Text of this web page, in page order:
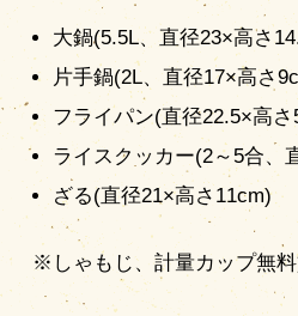
大鍋(5.5L、直径23×高さ
片手鍋(2L、直径17×高さ
フライパン(直径22.5×高さ
ライスクッカー(2～5合、
ざる(直径21×高さ11cm)
※しゃもじ、計量カップ無料